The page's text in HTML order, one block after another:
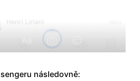
následovně: